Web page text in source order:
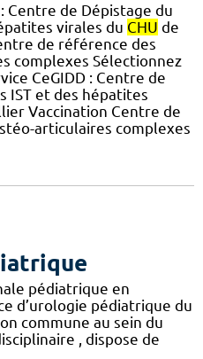
Centre de Dépistage du
virales du CHU de
de référence des
complexes Sélectionnez
CeGIDD : Centre de
IST et des hépatites
Vaccination Centre de
articulaires complexes
pédiatrique en
d’urologie pédiatrique du
commune au sein du
, dispose de